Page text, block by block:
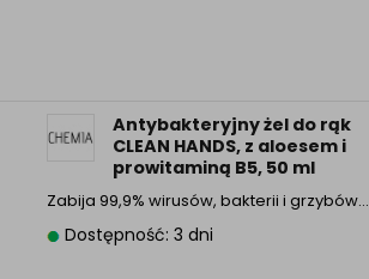
Antybakteryjny żel do rąk
CLEAN HANDS, z aloesem i
prowitaminą B5, 50 ml
Zabija 99,9% wirusów, bakterii i grzybów…
Dostępność: 3 dni